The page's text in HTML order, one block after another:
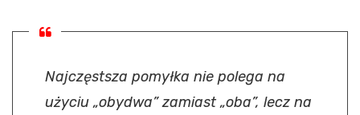
Najczęstsza pomyłka nie polega na
użyciu „obydwa” zamiast „oba”, lecz na